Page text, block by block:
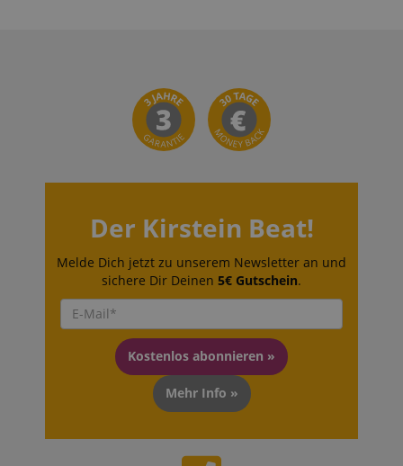
Der Kirstein Beat!
Melde Dich jetzt zu unserem Newsletter an und
sichere Dir Deinen 5€ Gutschein.
Kostenlos abonnieren »
Mehr Info »